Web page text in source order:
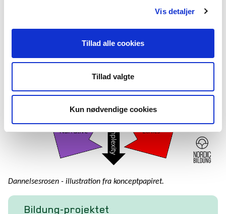
Vis detaljer
Tillad alle cookies
Tillad valgte
Kun nødvendige cookies
Dannelsesrosen - illustration fra konceptpapiret.
Bildung-projektet